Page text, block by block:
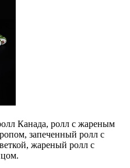
Канада, ролл с жареным
запеченный ролл с
жареный ролл с